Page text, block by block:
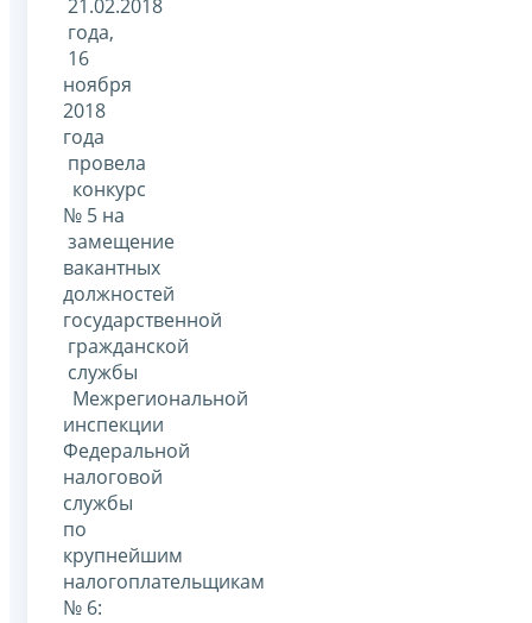
21.02.2018
года,
16
ноября
2018
года
провела
конкурс
№ 5 на
замещение
вакантных
должностей
государственной
гражданской
службы
Межрегиональной
инспекции
Федеральной
налоговой
службы
по
крупнейшим
налогоплательщикам
№ 6: